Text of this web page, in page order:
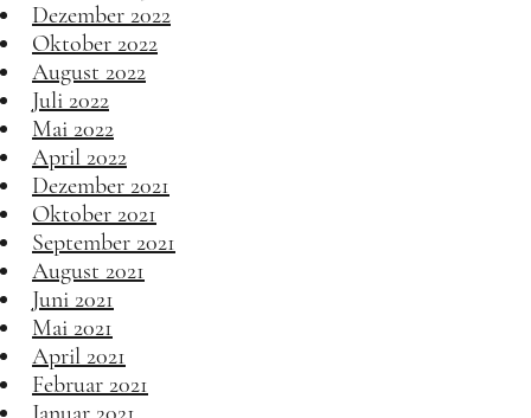
Dezember 2022
Oktober 2022
August 2022
Juli 2022
Mai 2022
April 2022
Dezember 2021
Oktober 2021
September 2021
August 2021
Juni 2021
Mai 2021
April 2021
Februar 2021